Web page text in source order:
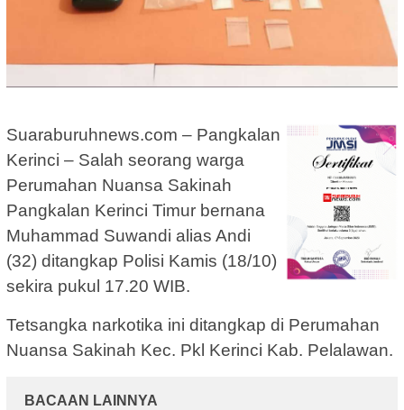
Suaraburuhnews.com – Pangkalan
Kerinci – Salah seorang warga
Perumahan Nuansa Sakinah
Pangkalan Kerinci Timur bernana
Muhammad Suwandi alias Andi
(32) ditangkap Polisi Kamis (18/10)
sekira pukul 17.20 WIB.
Tetsangka narkotika ini ditangkap di Perumahan
Nuansa Sakinah Kec. Pkl Kerinci Kab. Pelalawan.
BACAAN LAINNYA